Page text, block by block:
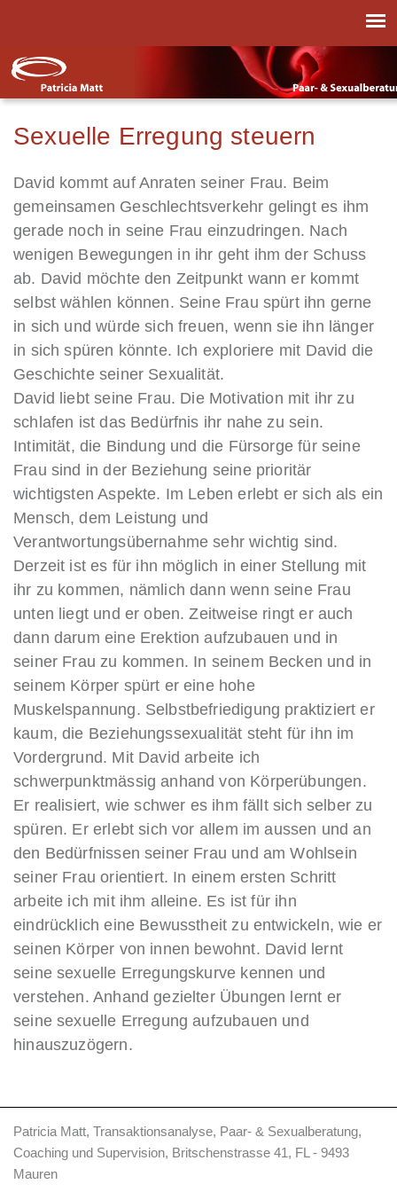
Sexuelle Erregung steuern
David kommt auf Anraten seiner Frau. Beim
gemeinsamen Geschlechtsverkehr gelingt es ihm
gerade noch in seine Frau einzudringen. Nach
wenigen Bewegungen in ihr geht ihm der Schuss
ab. David möchte den Zeitpunkt wann er kommt
selbst wählen können. Seine Frau spürt ihn gerne
in sich und würde sich freuen, wenn sie ihn länger
in sich spüren könnte. Ich exploriere mit David die
Geschichte seiner Sexualität.
David liebt seine Frau. Die Motivation mit ihr zu
schlafen ist das Bedürfnis ihr nahe zu sein.
Intimität, die Bindung und die Fürsorge für seine
Frau sind in der Beziehung seine prioritär
wichtigsten Aspekte. Im Leben erlebt er sich als ein
Mensch, dem Leistung und
Verantwortungsübernahme sehr wichtig sind.
Derzeit ist es für ihn möglich in einer Stellung mit
ihr zu kommen, nämlich dann wenn seine Frau
unten liegt und er oben. Zeitweise ringt er auch
dann darum eine Erektion aufzubauen und in
seiner Frau zu kommen. In seinem Becken und in
seinem Körper spürt er eine hohe
Muskelspannung. Selbstbefriedigung praktiziert er
kaum, die Beziehungssexualität steht für ihn im
Vordergrund. Mit David arbeite ich
schwerpunktmässig anhand von Körperübungen.
Er realisiert, wie schwer es ihm fällt sich selber zu
spüren. Er erlebt sich vor allem im aussen und an
den Bedürfnissen seiner Frau und am Wohlsein
seiner Frau orientiert. In einem ersten Schritt
arbeite ich mit ihm alleine. Es ist für ihn
eindrücklich eine Bewusstheit zu entwickeln, wie er
seinen Körper von innen bewohnt. David lernt
seine sexuelle Erregungskurve kennen und
verstehen. Anhand gezielter Übungen lernt er
seine sexuelle Erregung aufzubauen und
hinauszuzögern.
Patricia Matt, Transaktionsanalyse, Paar- & Sexualberatung,
Coaching und Supervision, Britschenstrasse 41, FL - 9493
Mauren